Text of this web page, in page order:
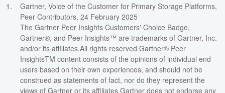
Gartner, Voice of the Customer for Primary Storage Platforms,
Peer Contributors, 24 February 2025
The Gartner Peer Insights Customers' Choice Badge,
Gartner®, and Peer Insights™ are trademarks of Gartner, Inc.
and/or its affiliates.All rights reserved.Gartner® Peer
InsightsTM content consists of the opinions of individual end
users based on their own experiences, and should not be
construed as statements of fact, nor do they represent the
views of Gartner or its affiliates.Gartner does not endorse any